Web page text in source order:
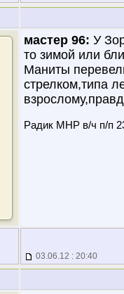
мастер 96: У
то зимой или
Маниты
стрелком,типа
Радик МНР в/ч п/п
03.06.12 : 20:40